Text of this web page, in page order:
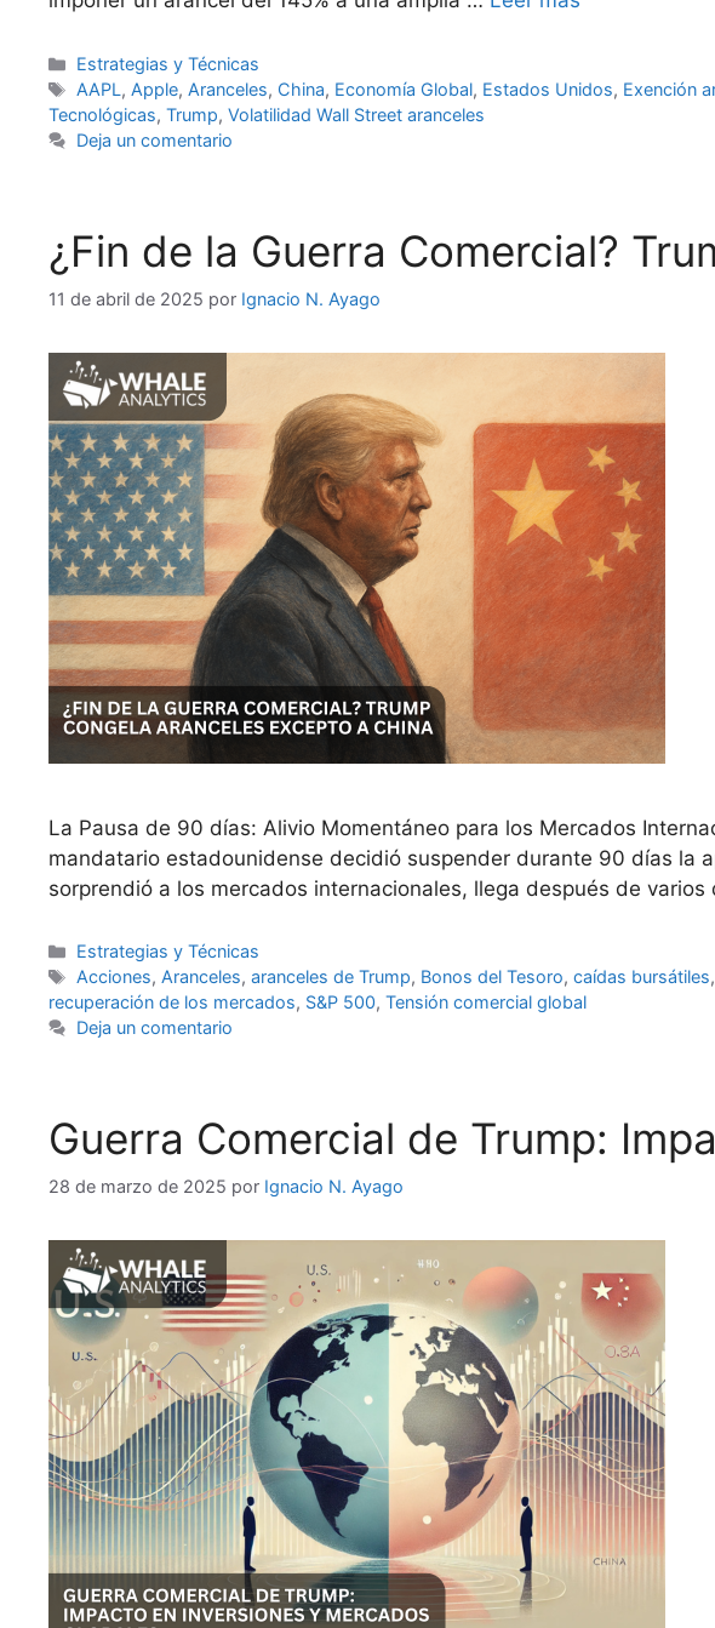
Categorías
Estrategias y Técnicas
Etiquetas
AAPL, Apple, Aranceles, China, Economía Global, Estados Unidos, Exención
Tecnológicas, Trump, Volatilidad Wall Street aranceles
Deja un comentario
¿Fin de la Guerra Comercial?
11 de abril de 2025 por Ignacio N. Ayago
La Pausa de 90 días: Alivio Momentáneo para los Mercados
mandatario estadounidense decidió suspender durante 90 días la
sorprendió a los mercados internacionales, llega después de varios
Categorías
Estrategias y Técnicas
Etiquetas
Acciones,Aranceles,aranceles de Trump, Bonos del Tesoro,caídas bursátiles,
recuperación de los mercados, S&P 500, Tensión comercial global
Deja un comentario
Guerra Comercial de Trump:
28 de marzo de 2025 por Ignacio N. Ayago